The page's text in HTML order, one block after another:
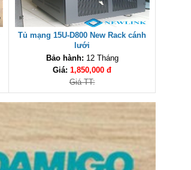
Tủ mạng 15U-D800 New Rack cánh
lưới
Bảo hành: 12 Tháng
Giá: 1,850,000 đ
Giá TT: